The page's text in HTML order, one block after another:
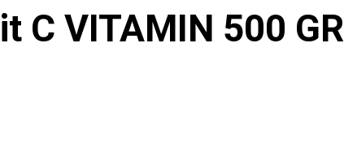
C VITAMIN 500